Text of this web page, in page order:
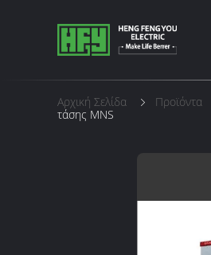
Αρχική Σελίδα Προϊόντα
τάσης MNS